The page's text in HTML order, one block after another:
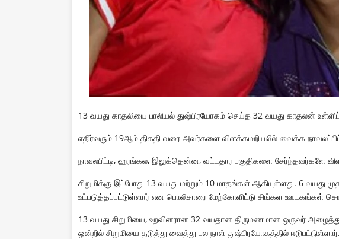
13 வயது காதலியை பாலியல் துஷ்பிரயோகம் செய்த 32 வயது காதலன்
எதிர்வரும் 19ஆம் திகதி வரை அவர்களை விளக்கமறியலில் வைக்க
நாவலபிட்டி, ஹரங்கல, இலுக்தென்ன, வட்டதார பகுதிகளை சேர்ந்தவர்களே
சிறுமிக்கு இப்போது 13 வயது மற்றும் 10 மாதங்கள் ஆகியுள்ளது. 6 வயது
உட்படுத்தப்பட்டுள்ளார் என பொலிசாரை மேற்கோளிட்டு சிங்கள ஊடகங்கள்
13 வயது சிறுமியை, உறவினரான 32 வயதான திருமணமான ஒருவர்
ஒன்றில் சிறுமியை தடுத்து வைத்து பல நாள் துஷ்பிரயோகத்தில் ஈடுபட்டுள்ளார்.